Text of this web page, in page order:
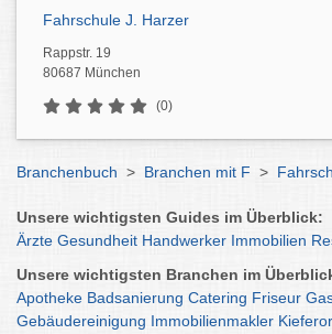
Fahrschule J. Harzer
Rappstr. 19
80687 München
(0)
Branchenbuch > Branchen mit F >
Unsere wichtigsten Guides im Überblick:
Ärzte Gesundheit Handwerker Immobilien
Unsere wichtigsten Branchen im
Apotheke Badsanierung Catering Friseur
Gebäudereinigung Immobilienmakler